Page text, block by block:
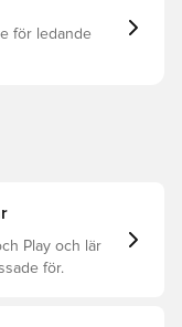
för ledande
Play och lär
för.